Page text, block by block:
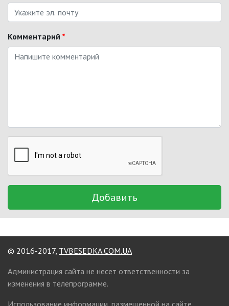
Комментарий *
Добавить
© 2016-2017, TVBESEDKA.COM.UA
Администрация сайта не несет ответственности за
изменения в телепрограмме.
Использование информации, размещенной на сайте